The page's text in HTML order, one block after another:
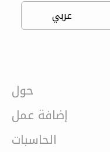
حول
إضافة عمل
الحاسبات